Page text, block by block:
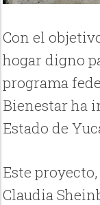
Con el
hogar digno
programa
Bienestar ha
Estado de
Este
Claudia